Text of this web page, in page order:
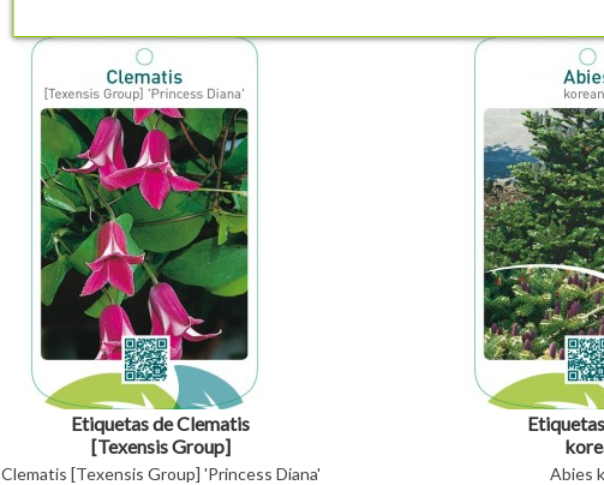
Etiquetas de Clematis
[Texensis Group]
'Princess Diana' *
Clematis [Texensis Group] 'Princess Diana'
Abies